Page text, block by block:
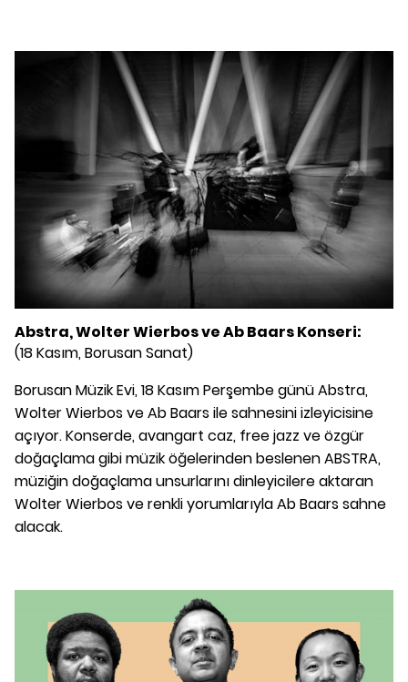
Abstra, Wolter Wierbos ve Ab Baars Konseri:
(18 Kasım, Borusan Sanat)
Borusan Müzik Evi, 18 Kasım Perşembe günü Abstra,
Wolter Wierbos ve Ab Baars ile sahnesini izleyicisine
açıyor. Konserde, avangart caz, free jazz ve özgür
doğaçlama gibi müzik öğelerinden beslenen ABSTRA,
müziğin doğaçlama unsurlarını dinleyicilere aktaran
Wolter Wierbos ve renkli yorumlarıyla Ab Baars sahne
alacak.